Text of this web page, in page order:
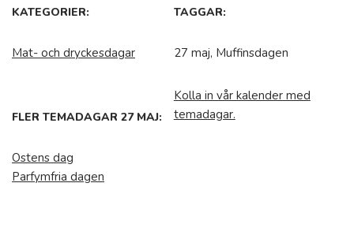
KATEGORIER:
Mat- och dryckesdagar
TAGGAR:
27 maj, Muffinsdagen
FLER TEMADAGAR 27 MAJ:
Ostens dag
Parfymfria dagen
Kolla in vår kalender med
temadagar.